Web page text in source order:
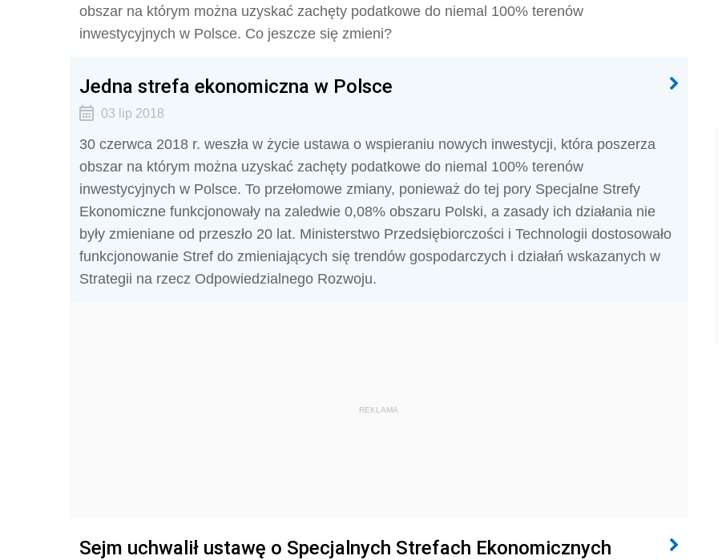
obszar na którym można uzyskać zachęty podatkowe do niemal 100% terenów
inwestycyjnych w Polsce. Co jeszcze się zmieni?
Jedna strefa ekonomiczna w Polsce
03 lip 2018
30 czerwca 2018 r. weszła w życie ustawa o wspieraniu nowych inwestycji, która poszerza
obszar na którym można uzyskać zachęty podatkowe do niemal 100% terenów
inwestycyjnych w Polsce. To przełomowe zmiany, ponieważ do tej pory Specjalne Strefy
Ekonomiczne funkcjonowały na zaledwie 0,08% obszaru Polski, a zasady ich działania nie
były zmieniane od przeszło 20 lat. Ministerstwo Przedsiębiorczości i Technologii dostosowało
funkcjonowanie Stref do zmieniających się trendów gospodarczych i działań wskazanych w
Strategii na rzecz Odpowiedzialnego Rozwoju.
REKLAMA
Sejm uchwalił ustawę o Specjalnych Strefach Ekonomicznych